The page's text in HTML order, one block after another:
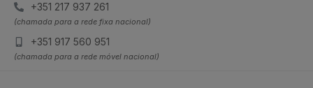
+351 217 937 261
(chamada para a rede fixa nacional)
+351 917 560 951
(chamada para a rede móvel nacional)